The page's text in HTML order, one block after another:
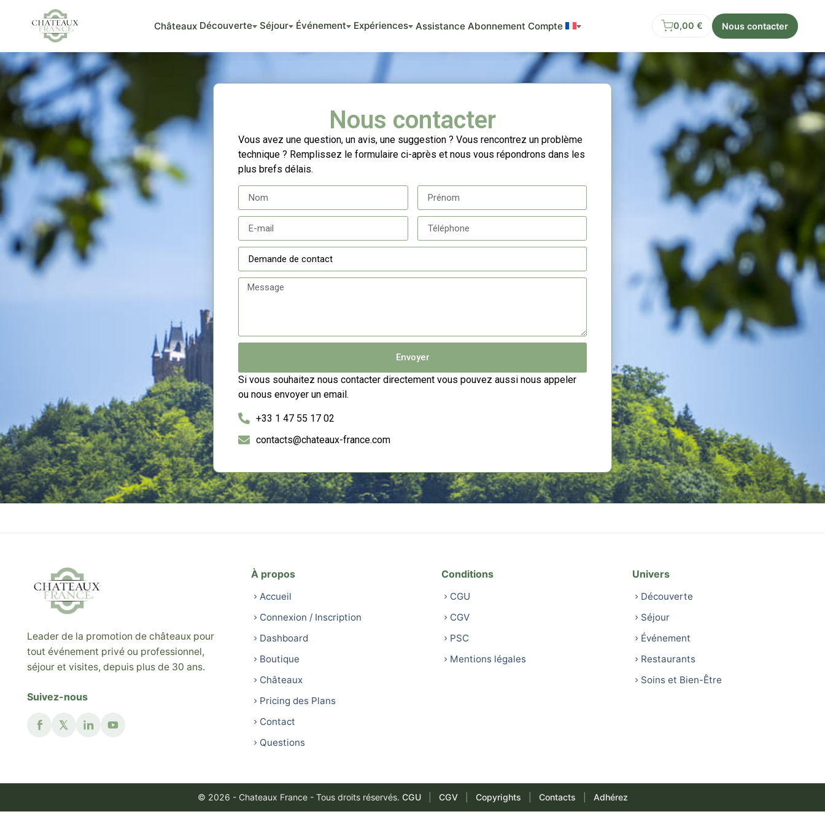
Châteaux Découverte Séjour Événement Expériences Assistance Abonnement Compte 0,00 € Nous contacter
Nous contacter
Vous avez une question, un avis, une suggestion ? Vous rencontrez un problème
technique ? Remplissez le formulaire ci-après et nous vous répondrons dans les
plus brefs délais.
Envoyer
Si vous souhaitez nous contacter directement vous pouvez aussi nous appeler
ou nous envoyer un email.
+33 1 47 55 17 02
contacts@chateaux-france.com
Leader de la promotion de châteaux pour
tout événement privé ou professionnel,
séjour et visites, depuis plus de 30 ans.
Suivez-nous
À propos
Accueil
Connexion / Inscription
Dashboard
Boutique
Châteaux
Pricing des Plans
Contact
Questions
Conditions
CGU
CGV
PSC
Mentions légales
Univers
Découverte
Séjour
Événement
Restaurants
Soins et Bien-Être
© 2026 - Chateaux France - Tous droits réservés. CGU CGV Copyrights Contacts Adhérez